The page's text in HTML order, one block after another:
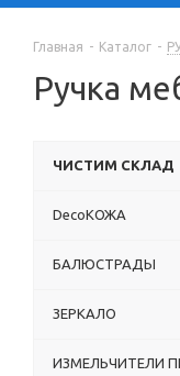
Главная - Каталог -
Ручка
ЧИСТИМ СКЛАД
DecoКОЖА
БАЛЮСТРАДЫ
ЗЕРКАЛО
ИЗМЕЛЬЧИТЕЛИ